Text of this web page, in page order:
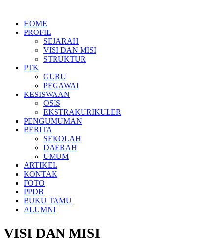
HOME
PROFIL
SEJARAH
VISI DAN MISI
STRUKTUR
PTK
GURU
PEGAWAI
KESISWAAN
OSIS
EKSTRAKURIKULER
PENGUMUMAN
BERITA
SEKOLAH
DAERAH
UMUM
ARTIKEL
KONTAK
FOTO
PPDB
BUKU TAMU
ALUMNI
VISI DAN MISI